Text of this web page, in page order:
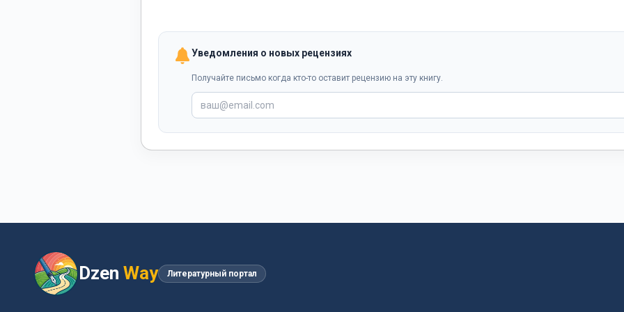
Уведомления о новых рецензиях
Получайте письмо когда кто-то оставит рецензию на эту книгу.
Dzen Way Литературный портал